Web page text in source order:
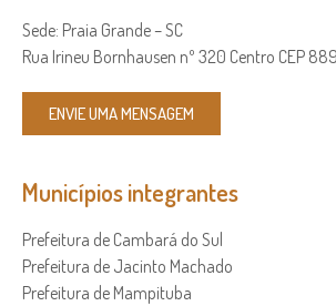
Sede: Praia Grande – SC
Rua Irineu Bornhausen nº 320 Centro CEP
ENVIE UMA MENSAGEM
Municípios integrantes
Prefeitura de Cambará do Sul
Prefeitura de Jacinto Machado
Prefeitura de Mampituba